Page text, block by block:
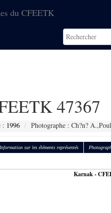
du CFEETK
47367
: 1996 Photographe : Ch?n?
Information sur les éléments représentés